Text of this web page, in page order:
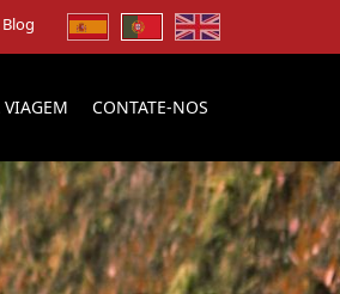
Blog
VIAGEM CONTATE-NOS